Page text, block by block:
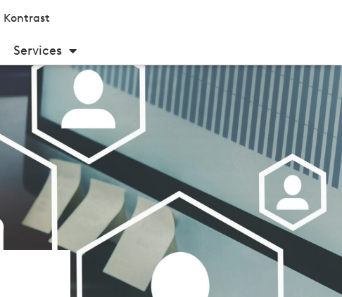
Kontrast
Services